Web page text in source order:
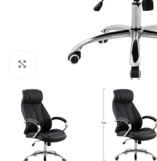
Κάντε κλικ για μεγέθυνση